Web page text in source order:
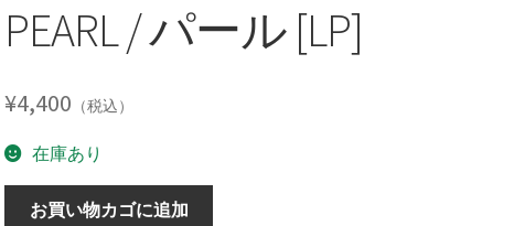
PEARL / パール [LP]
¥4,400 （税込）
在庫あり
PEARL
お買い物カゴに追加